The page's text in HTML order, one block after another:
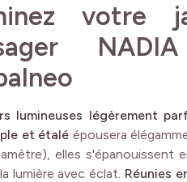
votre
lumineuses légèrement
et étalé épousera
elles s'épanouissent
lumière avec éclat. Réunies